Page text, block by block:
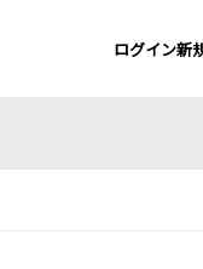
ログイン新